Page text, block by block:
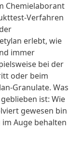
Chemielaborant
Verfahren
erlebt, wie
immer
bei der
oder beim
Granulate. Was
ist: Wie
gewesen bin
Auge behalten